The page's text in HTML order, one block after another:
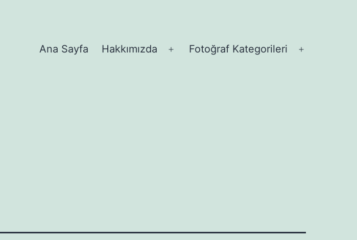
Ana Sayfa Hakkımızda
Menüyü
Fotoğraf Kategorileri